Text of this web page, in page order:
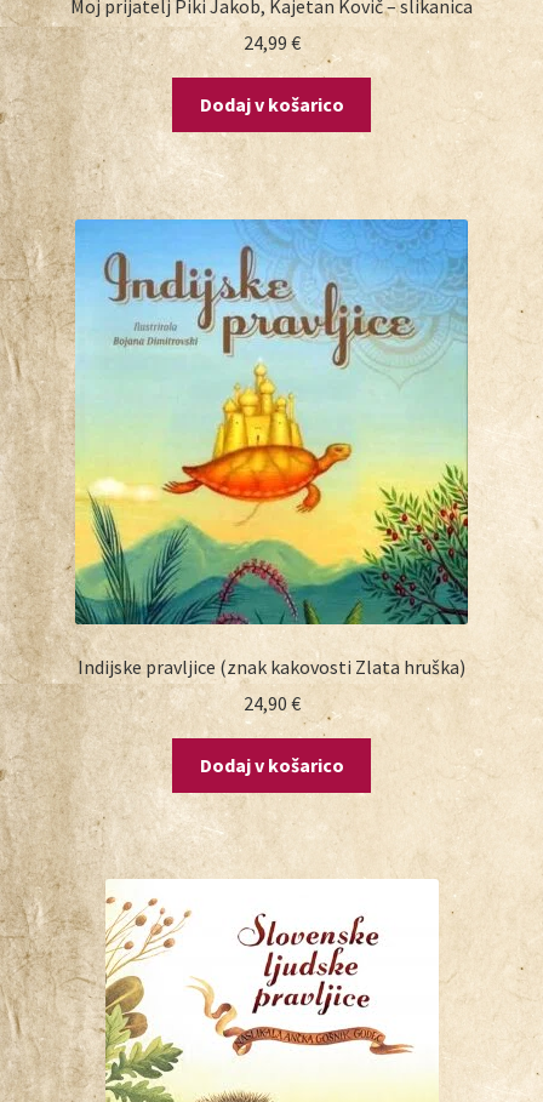
Moj prijatelj Piki Jakob, Kajetan Kovič – slikanica
24,99 €
Dodaj v košarico
Indijske pravljice (znak kakovosti Zlata hruška)
24,90 €
Dodaj v košarico